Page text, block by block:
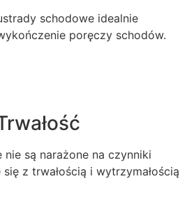
schodowe idealnie
poręczy schodów.
są narażone na czynniki
z trwałością i wytrzymałością